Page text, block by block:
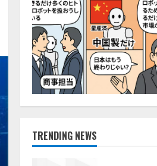
TRENDING NEWS
2026/08/
5
AI駆動開発
「TinhVan
JSC.」と業
2026/08/06/
1
【開催報